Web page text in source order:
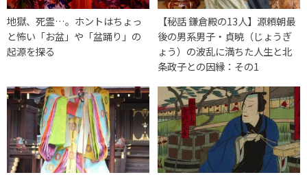
地獄、死霊…。ホントはちょっ
と怖い「お盆」や「盆踊り」の
起源を探る
【秘話 鎌倉殿の13人】源頼朝最
後の男系男子・貞暁（じょうぎ
ょう）の波乱に満ちた人生と北
条政子との因縁：その1